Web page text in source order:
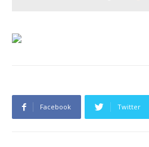
Facebook Twitter